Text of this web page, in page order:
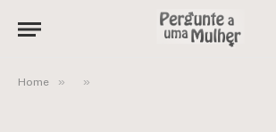
Home » »